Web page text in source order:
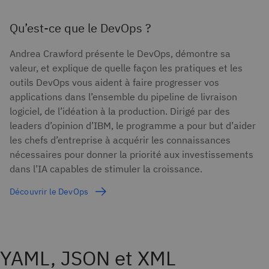
Qu’est-ce que le DevOps ?
Andrea Crawford présente le DevOps, démontre sa
valeur, et explique de quelle façon les pratiques et les
outils DevOps vous aident à faire progresser vos
applications dans l’ensemble du pipeline de livraison
logiciel, de l’idéation à la production. Dirigé par des
leaders d’opinion d’IBM, le programme a pour but d’aider
les chefs d’entreprise à acquérir les connaissances
nécessaires pour donner la priorité aux investissements
dans l’IA capables de stimuler la croissance.
Découvrir le DevOps
YAML, JSON et XML